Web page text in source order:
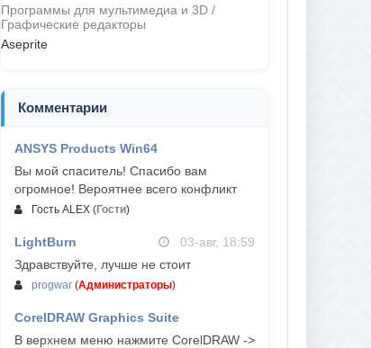
Программы для мультимедиа и 3D /
Графические редакторы
Aseprite
Комментарии
ANSYS Products Win64
Вы мой спаситель! Спасибо вам
огромное! Вероятнее всего конфликт
Гость ALEX (Гости)
LightBurn
03-авг, 18:59
Здравствуйте, лучше не стоит
progwar (Администраторы)
CorelDRAW Graphics Suite
03-авг, 18:58
В верхнем меню нажмите CorelDRAW ->